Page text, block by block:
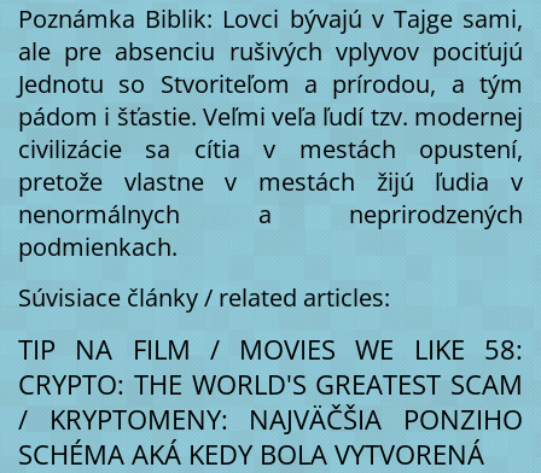
Poznámka Biblik: Lovci bývajú v Tajge sami,
ale pre absenciu rušivých vplyvov pociťujú
Jednotu so Stvoriteľom a prírodou, a tým
pádom i šťastie. Veľmi veľa ľudí tzv. modernej
civilizácie sa cítia v mestách opustení,
pretože vlastne v mestách žijú ľudia v
nenormálnych a neprirodzených
podmienkach.
Súvisiace články / related articles:
TIP NA FILM / MOVIES WE LIKE 58:
CRYPTO: THE WORLD'S GREATEST SCAM
/ KRYPTOMENY: NAJVÄČŠIA PONZIHO
SCHÉMA AKÁ KEDY BOLA VYTVORENÁ